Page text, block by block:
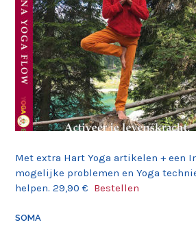
Met extra Hart Yoga artikelen + een
mogelijke problemen en Yoga
helpen. 29,90 € Bestellen
SOMA